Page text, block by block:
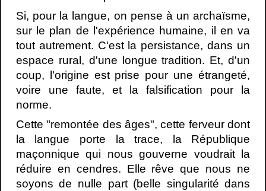
Si, pour la langue, on pense à un archaïsme,
sur le plan de l'expérience humaine, il en va
tout autrement. C'est la persistance, dans un
espace rural, d'une longue tradition. Et, d'un
coup, l'origine est prise pour une étrangeté,
voire une faute, et la falsification pour la
norme.
Cette "remontée des âges", cette ferveur dont
la langue porte la trace, la République
maçonnique qui nous gouverne voudrait la
réduire en cendres. Elle rêve que nous ne
soyons de nulle part (belle singularité dans